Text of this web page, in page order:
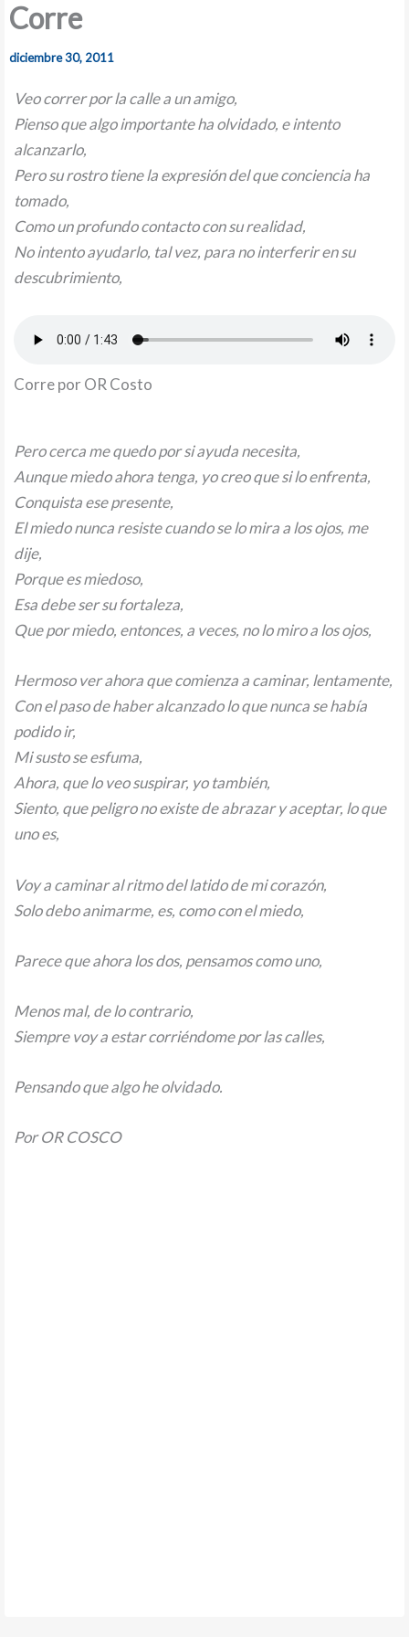
Corre
diciembre 30, 2011
Veo correr por la calle a un amigo,
Pienso que algo importante ha olvidado, e intento
alcanzarlo,
Pero su rostro tiene la expresión del que conciencia ha
tomado,
Como un profundo contacto con su realidad,
No intento ayudarlo, tal vez, para no interferir en su
descubrimiento,
Corre por OR Costo
Pero cerca me quedo por si ayuda necesita,
Aunque miedo ahora tenga, yo creo que si lo enfrenta,
Conquista ese presente,
El miedo nunca resiste cuando se lo mira a los ojos, me
dije,
Porque es miedoso,
Esa debe ser su fortaleza,
Que por miedo, entonces, a veces, no lo miro a los ojos,
Hermoso ver ahora que comienza a caminar, lentamente,
Con el paso de haber alcanzado lo que nunca se había
podido ir,
Mi susto se esfuma,
Ahora, que lo veo suspirar, yo también,
Siento, que peligro no existe de abrazar y aceptar, lo que
uno es,
Voy a caminar al ritmo del latido de mi corazón,
Solo debo animarme, es, como con el miedo,
Parece que ahora los dos, pensamos como uno,
Menos mal, de lo contrario,
Siempre voy a estar corriéndome por las calles,
Pensando que algo he olvidado.
Por OR COSCO